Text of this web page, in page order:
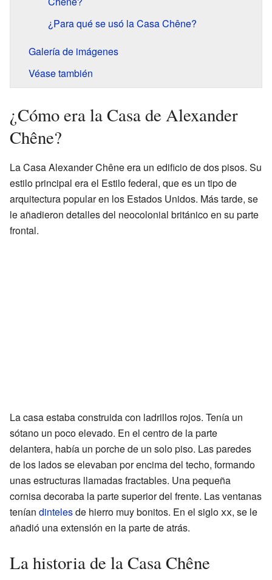
¿Para qué se usó la Casa Chêne?
Galería de imágenes
Véase también
¿Cómo era la Casa de Alexander
Chêne?
La Casa Alexander Chêne era un edificio de dos pisos. Su
estilo principal era el Estilo federal, que es un tipo de
arquitectura popular en los Estados Unidos. Más tarde, se
le añadieron detalles del neocolonial británico en su parte
frontal.
La casa estaba construida con ladrillos rojos. Tenía un
sótano un poco elevado. En el centro de la parte
delantera, había un porche de un solo piso. Las paredes
de los lados se elevaban por encima del techo, formando
unas estructuras llamadas fractables. Una pequeña
cornisa decoraba la parte superior del frente. Las ventanas
tenían dintelesde hierro muy bonitos. En el sigloxx, se le
añadió una extensión en la parte de atrás.
La historia de la Casa Chêne